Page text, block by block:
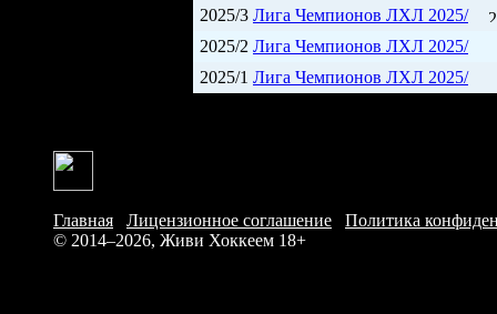
2025/3 Лига Чемпионов ЛХЛ 2025/
2025/2 Лига Чемпионов ЛХЛ 2025/
2025/1 Лига Чемпионов ЛХЛ 2025/
Главная Лицензионное соглашение
Политика
© 2014–2026, Живи Хоккеем 18+